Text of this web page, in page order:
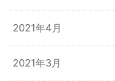
2021年4月
2021年3月